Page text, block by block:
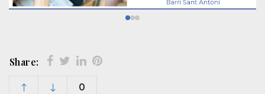
Share:
0